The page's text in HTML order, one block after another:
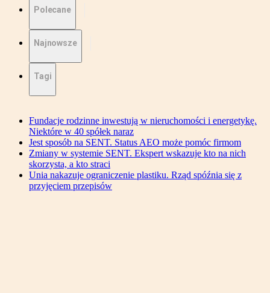
Polecane
Najnowsze
Tagi
Fundacje rodzinne inwestują w nieruchomości i energetykę.
Niektóre w 40 spółek naraz
Jest sposób na SENT. Status AEO może pomóc firmom
Zmiany w systemie SENT. Ekspert wskazuje kto na nich
skorzysta, a kto straci
Unia nakazuje ograniczenie plastiku. Rząd spóźnia się z
przyjęciem przepisów